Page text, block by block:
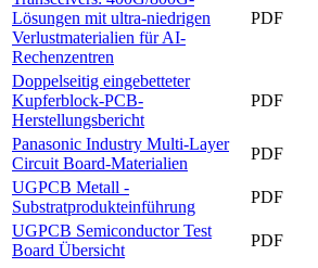
Lösungen mit ultra-niedrigen
Verlustmaterialien für AI-
Rechenzentren
PDF
Doppelseitig eingebetteter
Kupferblock-PCB-
Herstellungsbericht
PDF
Panasonic Industry Multi-Layer
Circuit Board-Materialien
PDF
UGPCB Metall -
Substratprodukteinführung
PDF
UGPCB Semiconductor Test
Board Übersicht
PDF